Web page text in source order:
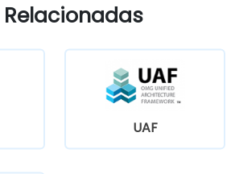
UAF